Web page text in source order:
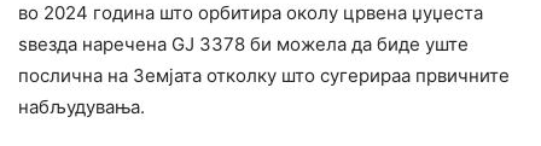
во 2024 година што орбитира околу црвена џуџеста
ѕвезда наречена GJ 3378 би можела да биде уште
послична на Земјата отколку што сугерираа првичните
набљудувања.